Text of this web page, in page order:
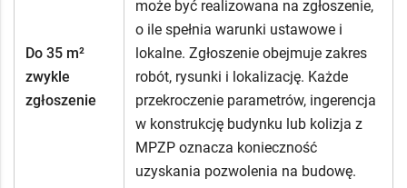
Do 35 m²
zwykle
zgłoszenie
może być realizowana na zgłoszenie,
o ile spełnia warunki ustawowe i
lokalne. Zgłoszenie obejmuje zakres
robót, rysunki i lokalizację. Każde
przekroczenie parametrów, ingerencja
w konstrukcję budynku lub kolizja z
MPZP oznacza konieczność
uzyskania pozwolenia na budowę.